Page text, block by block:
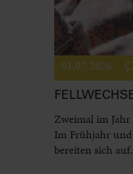
01.07.2026
Zweimal im
Im Frühjahr
bereiten sich